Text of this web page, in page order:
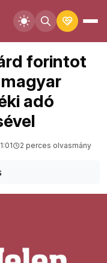
forintot
adó
2 perces olvasmány